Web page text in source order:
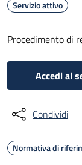
Servizio attivo
Procedimento di
Accedi al
Condividi
Normativa di